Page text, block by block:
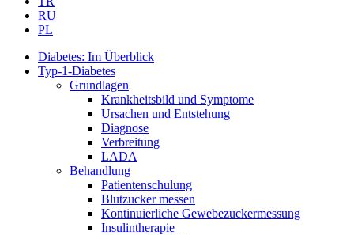
RU
PL
Diabetes: Im Überblick
Typ-1-Diabetes
Grundlagen
Krankheitsbild und Symptome
Ursachen und Entstehung
Diagnose
Verbreitung
LADA
Behandlung
Patientenschulung
Blutzucker messen
Kontinuierliche Gewebezuckermessung
Insulintherapie